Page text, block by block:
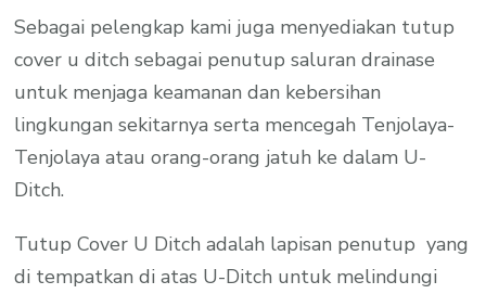
Sebagai pelengkap kami juga menyediakan tutup
cover u ditch sebagai penutup saluran drainase
untuk menjaga keamanan dan kebersihan
lingkungan sekitarnya serta mencegah Tenjolaya-
Tenjolaya atau orang-orang jatuh ke dalam U-
Ditch.
Tutup Cover U Ditch adalah lapisan penutup yang
di tempatkan di atas U-Ditch untuk melindungi